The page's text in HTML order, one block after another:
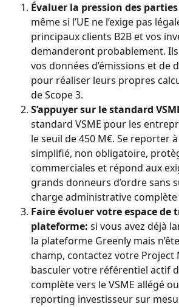
Évaluer la pression des
même si l’UE ne l’exige pas
principaux clients B2B et vos
demanderont probablement.
vos données d’émissions et de
pour réaliser leurs propres
de Scope 3.
S’appuyer sur le standard
standard VSME pour les
le seuil de 450 M€. Se reporter
simplifié, non obligatoire,
commerciales et répond aux
grands donneurs d’ordre sans
charge administrative complète
Faire évoluer votre espace de
plateforme: si vous avez déjà
la plateforme Greenly mais
champ, contactez votre Project
basculer votre référentiel actif
complète vers le VSME allégé
reporting investisseur sur